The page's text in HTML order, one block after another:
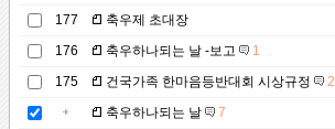
177
축우제 초대장
176
축우하나되는 날 -보고
1
175
건국가족 한마음등반대회 시상규정
2
축우하나되는 날
7